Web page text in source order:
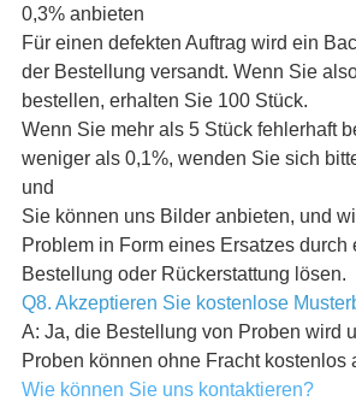
0,3% anbieten
Für einen defekten Auftrag wird ein
der Bestellung versandt. Wenn Sie
bestellen, erhalten Sie 100 Stück.
Wenn Sie mehr als 5 Stück fehlerhaft
weniger als 0,1%, wenden Sie sich
und
Sie können uns Bilder anbieten, und
Problem in Form eines Ersatzes durch
Bestellung oder Rückerstattung lösen.
Q8. Akzeptieren Sie kostenlose
A: Ja, die Bestellung von Proben wird
Proben können ohne Fracht kostenlos
Wie können Sie uns kontaktieren?